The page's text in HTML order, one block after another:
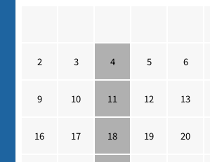
2 3 4 5 6
9 10 11 12 13
16 17 18 19 20